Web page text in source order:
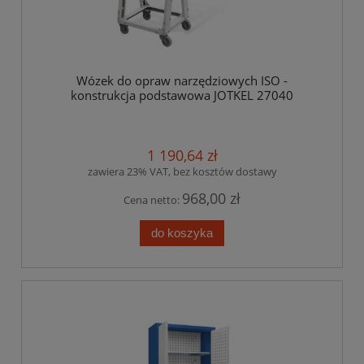
Wózek do opraw narzędziowych ISO -
konstrukcja podstawowa JOTKEL 27040
1 190,64 zł
zawiera 23% VAT, bez kosztów dostawy
Cena netto: 968,00 zł
do koszyka